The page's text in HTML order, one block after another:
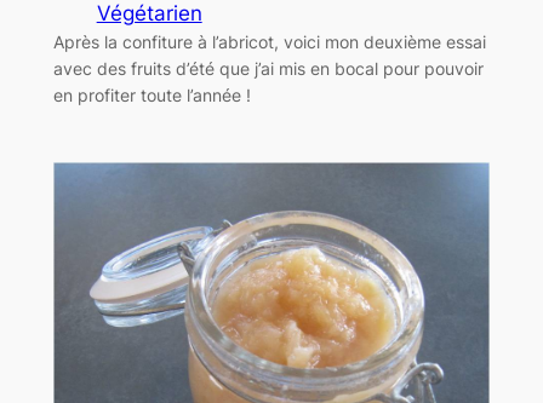
Végétarien
Après la confiture à l’abricot, voici mon deuxième essai
avec des fruits d’été que j’ai mis en bocal pour pouvoir
en profiter toute l’année !